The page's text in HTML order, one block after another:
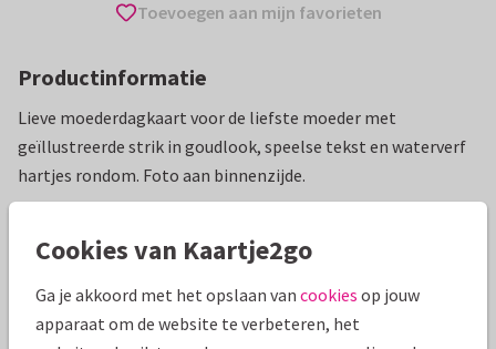
Toevoegen aan mijn favorieten
Productinformatie
Lieve moederdagkaart voor de liefste moeder met
geïllustreerde strik in goudlook, speelse tekst en waterverf
hartjes rondom. Foto aan binnenzijde.
Moederdag kaarten Renee geeft vorm
Cookies van Kaartje2go
Ga je akkoord met het opslaan van cookies op jouw
apparaat om de website te verbeteren, het